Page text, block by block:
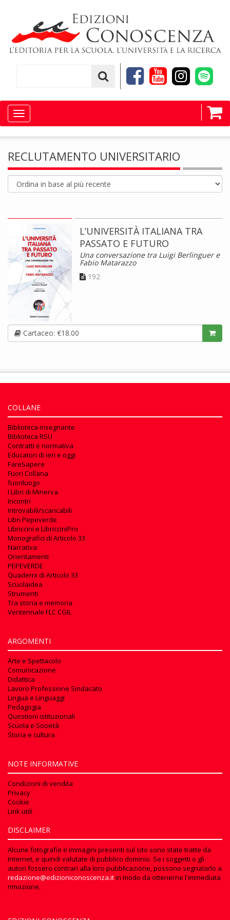
Toggle
navigation
RECLUTAMENTO UNIVERSITARIO
L’UNIVERSITÀ ITALIANA TRA
PASSATO E FUTURO
Una conversazione tra Luigi Berlinguer e
Fabio Matarazzo
192
Cartaceo: €18.00
COLLANE
Biblioteca insegnante
Biblioteca RSU
Contratti e normativa
Educatori di ieri e oggi
FareSapere
Fuori Collana
fuoriluogo
I Libri di Minerva
Incontri
Introvabili/scaricabili
Libri Pepeverde
Libriccini e LibricciniPro
Monografici di Articolo 33
Narrativa
Orientamenti
PEPEVERDE
Quaderni di Articolo 33
Scuolaidea
Strumenti
Tra storia e memoria
Ventennale FLC CGIL
ARGOMENTI
Arte e Spettacolo
Comunicazione
Didattica
Lavoro Professione Sindacato
Lingua e Linguaggi
Pedagogia
Questioni istituzionali
Scuola e Società
Storia e cultura
NOTE INFORMATIVE
Condizioni di vendita
Privacy
Cookie
Link utili
DISCLAIMER
Alcune fotografie e immagini presenti sul sito sono state tratte da
Internet, e quindi valutate di pubblico dominio. Se i soggetti o gli
autori fossero contrari alla loro pubblicazione, possono segnalarlo a
redazione@edizioniconoscenza.itin modo da ottenerne l'immediata
rimozione.